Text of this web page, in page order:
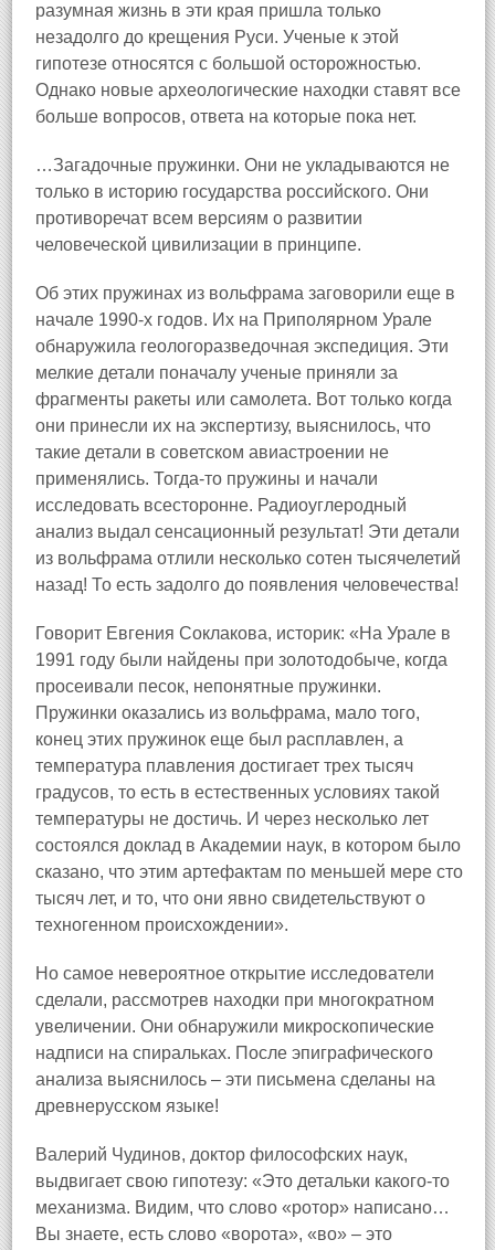
разумная жизнь в эти края пришла только
незадолго до крещения Руси. Ученые к этой
гипотезе относятся с большой осторожностью.
Однако новые археологические находки ставят все
больше вопросов, ответа на которые пока нет.
…Загадочные пружинки. Они не укладываются не
только в историю государства российского. Они
противоречат всем версиям о развитии
человеческой цивилизации в принципе.
Об этих пружинах из вольфрама заговорили еще в
начале 1990‑х годов. Их на Приполярном Урале
обнаружила геологоразведочная экспедиция. Эти
мелкие детали поначалу ученые приняли за
фрагменты ракеты или самолета. Вот только когда
они принесли их на экспертизу, выяснилось, что
такие детали в советском авиастроении не
применялись. Тогда-то пружины и начали
исследовать всесторонне. Радиоуглеродный
анализ выдал сенсационный результат! Эти детали
из вольфрама отлили несколько сотен тысячелетий
назад! То есть задолго до появления человечества!
Говорит Евгения Соклакова, историк: «На Урале в
1991 году были найдены при золотодобыче, когда
просеивали песок, непонятные пружинки.
Пружинки оказались из вольфрама, мало того,
конец этих пружинок еще был расплавлен, а
температура плавления достигает трех тысяч
градусов, то есть в естественных условиях такой
температуры не достичь. И через несколько лет
состоялся доклад в Академии наук, в котором было
сказано, что этим артефактам по меньшей мере сто
тысяч лет, и то, что они явно свидетельствуют о
техногенном происхождении».
Но самое невероятное открытие исследователи
сделали, рассмотрев находки при многократном
увеличении. Они обнаружили микроскопические
надписи на спиральках. После эпиграфического
анализа выяснилось – эти письмена сделаны на
древнерусском языке!
Валерий Чудинов, доктор философских наук,
выдвигает свою гипотезу: «Это детальки какого-то
механизма. Видим, что слово «ротор» написано…
Вы знаете, есть слово «ворота», «во» – это